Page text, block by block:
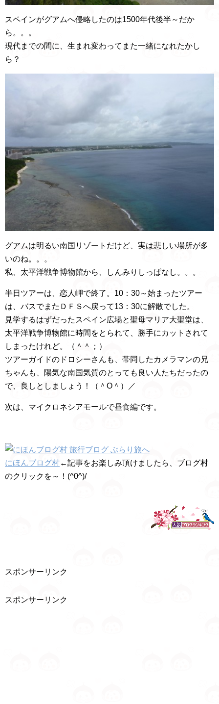
スペインがグアムへ侵略したのは1500年代後半～だか
ら。。。
現代までの間に、生まれ変わってまた一緒になれたかし
ら？
グアムは明るい南国リゾートだけど、実は悲しい場所が多
いのね。。。
私、太平洋戦争博物館から、しんみりしっぱなし。。。
半日ツアーは、恋人岬で終了。10：30～始まったツアー
は、バスでまたＤＦＳへ戻って13：30に解散でした。
見学するはずだったスペイン広場と聖母マリア大聖堂は、
太平洋戦争博物館に時間をとられて、勝手にカットされて
しまったけれど。（＾＾；）
ツアーガイドのドロシーさんも、帯同したカメラマンの兄
ちゃんも、陽気な南国気質のとっても良い人たちだったの
で、良しとしましょう！（＾O＾）／
次は、マイクロネシアモールで昼食編です。
にほんブログ村←記事をお楽しみ頂けましたら、ブログ村
のクリックを～！(^0^)/
スポンサーリンク
スポンサーリンク